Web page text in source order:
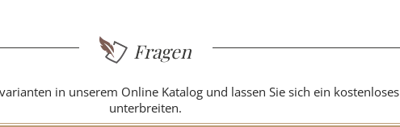
Fragen
in unserem Online Katalog und lassen Sie sich ein
unterbreiten.